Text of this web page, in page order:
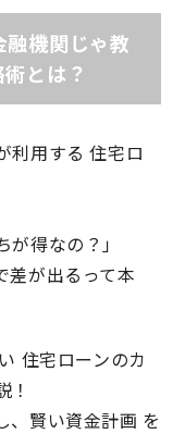
ン力
ィネート
棟標準
融機関じゃ教
とは？
利用する 住宅ロ
得なの？」
差が出るって本
住宅ローンのカ
、賢い資金計画 を